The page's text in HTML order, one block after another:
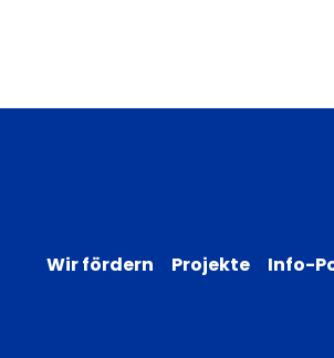
Wir fördern Projekte Info-